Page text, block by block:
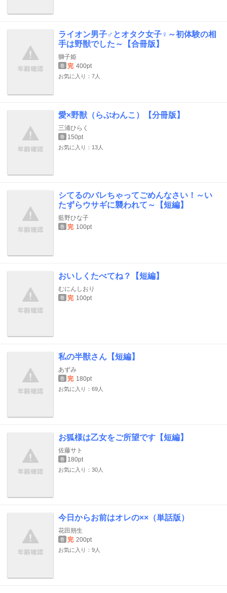
ライオン男子♂とオタク女子♀～初体験の相
手は野獣でした～【合冊版】
獅子姫
巻 完 400pt
お気に入り：7人
愛×野獣（らぶわんこ）【分冊版】
三浦ひらく
巻 150pt
お気に入り：13人
シてるのバレちゃってごめんなさい！～い
たずらウサギに襲われて～【短編】
藍野ひな子
巻 完 100pt
おいしくたべてね？【短編】
むにんしおり
巻 完 100pt
私の半獣さん【短編】
あずみ
巻 完 180pt
お気に入り：69人
お狐様は乙女をご所望です【短編】
佐藤サト
巻 180pt
お気に入り：30人
今日からお前はオレの××（単話版）
花田朔生
巻 完 200pt
お気に入り：9人